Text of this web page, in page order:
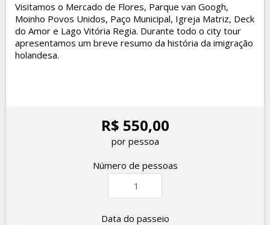
Visitamos o Mercado de Flores, Parque van Googh,
Moinho Povos Unidos, Paço Municipal, Igreja Matriz, Deck
do Amor e Lago Vitória Regia. Durante todo o city tour
apresentamos um breve resumo da história da imigração
holandesa.
R$ 550,00
por pessoa
Número de pessoas
Data do passeio